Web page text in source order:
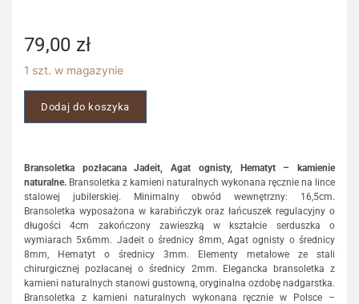
79,00 zł
1 szt. w magazynie
Dodaj do koszyka
Bransoletka pozłacana Jadeit, Agat ognisty, Hematyt – kamienie
naturalne. Bransoletka z kamieni naturalnych wykonana ręcznie na lince
stalowej jubilerskiej. Minimalny obwód wewnętrzny: 16,5cm.
Bransoletka wyposażona w karabińczyk oraz łańcuszek regulacyjny o
długości 4cm zakończony zawieszką w kształcie serduszka o
wymiarach 5x6mm. Jadeit o średnicy 8mm, Agat ognisty o średnicy
8mm, Hematyt o średnicy 3mm. Elementy metalowe ze stali
chirurgicznej pozłacanej o średnicy 2mm. Elegancka bransoletka z
kamieni naturalnych stanowi gustowną, oryginalna ozdobę nadgarstka.
Bransoletka z kamieni naturalnych wykonana ręcznie w Polsce –